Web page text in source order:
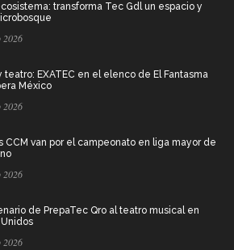
transforma Tec Gdl un espacio y
2026
teatro: EXATEC en el elenco de El Fantasma
México
2026
CCM van por el campeonato en liga mayor de
2026
de PrepaTec Qro al teatro musical en
Unidos
2026